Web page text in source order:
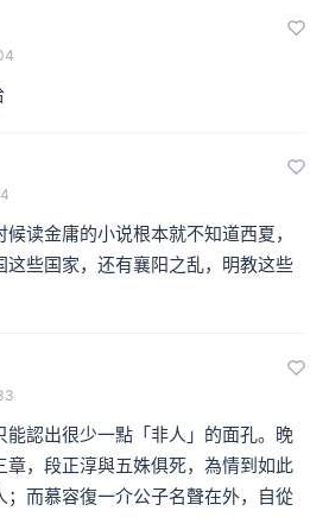
读金庸的小说根本就不知道西夏，
这些国家，还有襄阳之乱，明教这些
能認出很少一點「非人」的面孔。晚
章，段正淳與五姝俱死，為情到如此
；而慕容復一介公子名聲在外，自從